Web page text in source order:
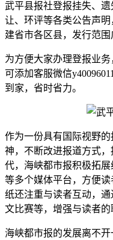
武平县报社登报挂失、
让、环评等各类公告声
建省市各区县，发行范围
为方便大家办理登报业务
可添加客服微信
到家，省时省力。
作为一份具有国际视野
神，不断改进报道方式
代，海峡都市报积极拓
等多个媒体平台，方便
纸还注重与读者互动，
文比赛等，增强与读者的
海峡都市报的发展离不